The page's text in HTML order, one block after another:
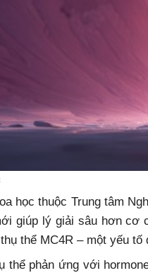
học thuộc Trung tâm
giúp lý giải sâu hơn cơ
thể MC4R – một yếu
thể phản ứng với